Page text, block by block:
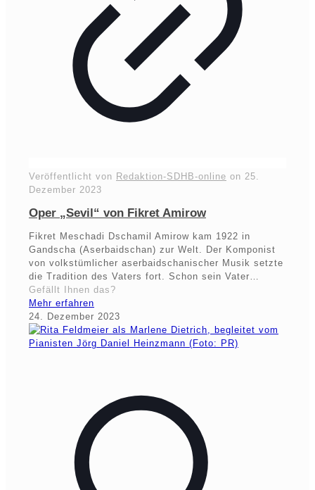
Veröffentlicht von Redaktion-SDHB-online on 25.
Dezember 2023
Oper „Sevil“ von Fikret Amirow
Fikret Meschadi Dschamil Amirow kam 1922 in
Gandscha (Aserbaidschan) zur Welt. Der Komponist
von volkstümlicher aserbaidschanischer Musik setzte
die Tradition des Vaters fort. Schon sein Vater…
Gefällt Ihnen das?
Mehr erfahren
24. Dezember 2023